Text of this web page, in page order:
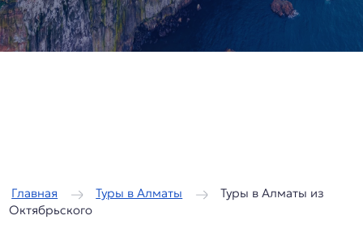
Главная / Туры в Алматы /
Туры в Алматы из
Октябрьского